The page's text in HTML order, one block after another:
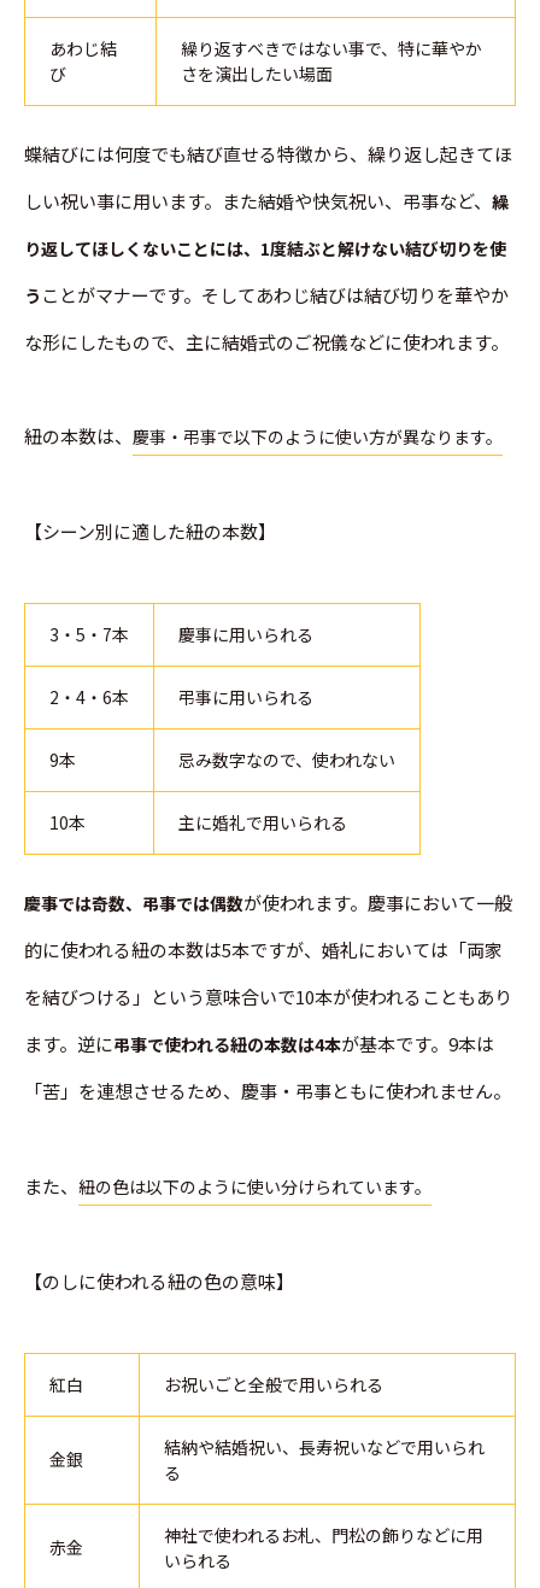
あわじ結
び
繰り返すべきではない事で、特に華やか
さを演出したい場面
蝶結びには何度でも結び直せる特徴から、繰り返し起きてほ
しい祝い事に用います。また結婚や快気祝い、弔事など、 繰
り返してほしくないことには、1度結ぶと解けない結び切りを使
う ことがマナーです。そしてあわじ結びは結び切りを華やか
な形にしたもので、主に結婚式のご祝儀などに使われます。
紐の本数は、 慶事・弔事で以下のように使い方が異なります。
【シーン別に適した紐の本数】
3・5・7本 慶事に用いられる
2・4・6本 弔事に用いられる
9本 忌み数字なので、使われない
10本 主に婚礼で用いられる
慶事では奇数、弔事では偶数が使われます。慶事において一般
的に使われる紐の本数は5本ですが、婚礼においては「両家
を結びつける」という意味合いで10本が使われることもあり
ます。逆に弔事で使われる紐の本数は4本が基本です。9本は
「苦」を連想させるため、慶事・弔事ともに使われません。
また、 紐の色は以下のように使い分けられています。
【のしに使われる紐の色の意味】
紅白 お祝いごと全般で用いられる
金銀
結納や結婚祝い、長寿祝いなどで用いられ
る
赤金
神社で使われるお札、門松の飾りなどに用
いられる